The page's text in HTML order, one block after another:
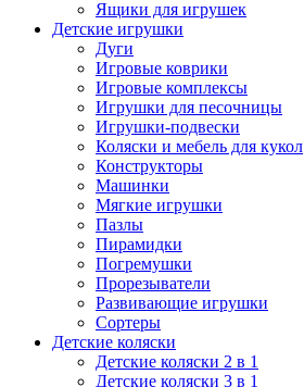
Ящики для игрушек
Детские игрушки
Дуги
Игровые коврики
Игровые комплексы
Игрушки для песочницы
Игрушки-подвески
Коляски и мебель для кукол
Конструкторы
Машинки
Мягкие игрушки
Пазлы
Пирамидки
Погремушки
Прорезыватели
Развивающие игрушки
Сортеры
Детские коляски
Детские коляски 2 в 1
Детские коляски 3 в 1